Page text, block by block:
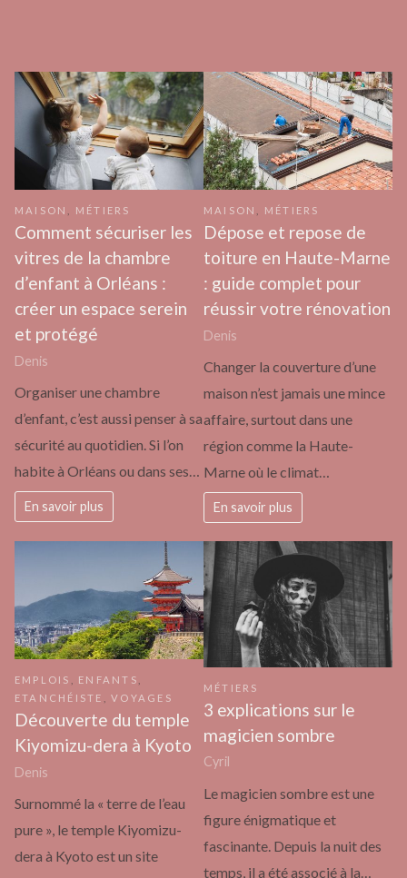
MAISON MÉTIERS
Comment sécuriser les
vitres de la chambre
d’enfant à Orléans :
créer un espace serein
et protégé
Denis
Organiser une chambre
d’enfant, c’est aussi penser à sa
sécurité au quotidien. Si l’on
habite à Orléans ou dans ses…
En savoir plus
MAISON MÉTIERS
Dépose et repose de
toiture en Haute-Marne
: guide complet pour
réussir votre rénovation
Denis
Changer la couverture d’une
maison n’est jamais une mince
affaire, surtout dans une
région comme la Haute-
Marne où le climat…
En savoir plus
EMPLOIS ENFANTS
ETANCHÉISTE
,VOYAGES
Découverte du temple
Kiyomizu-dera à Kyoto
Denis
Surnommé la « terre de l’eau
pure », le temple Kiyomizu-
dera à Kyoto est un site
MÉTIERS
3 explications sur le
magicien sombre
Cyril
Le magicien sombre est une
figure énigmatique et
fascinante. Depuis la nuit des
temps, il a été associé à la…